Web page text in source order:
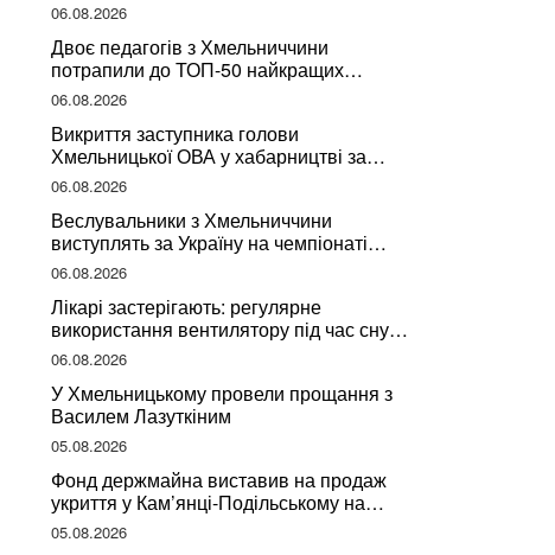
06.08.2026
Двоє педагогів з Хмельниччини
потрапили до ТОП-50 найкращих
учителів України
06.08.2026
Викриття заступника голови
Хмельницької ОВА у хабарництві за
підписання контрактів на ремонт доріг
06.08.2026
Веслувальники з Хмельниччини
виступлять за Україну на чемпіонаті
світу
06.08.2026
Лікарі застерігають: регулярне
використання вентилятору під час сну
може негативно вплинути на ваше
здоров’я
06.08.2026
У Хмельницькому провели прощання з
Василем Лазуткіним
05.08.2026
Фонд держмайна виставив на продаж
укриття у Кам’янці-Подільському на
Хмельниччині
05.08.2026